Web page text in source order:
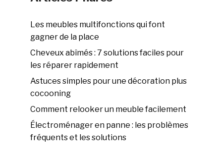
Les meubles multifonctions qui font
gagner de la place
Cheveux abîmés : 7 solutions faciles pour
les réparer rapidement
Astuces simples pour une décoration plus
cocooning
Comment relooker un meuble facilement
Électroménager en panne : les problèmes
fréquents et les solutions